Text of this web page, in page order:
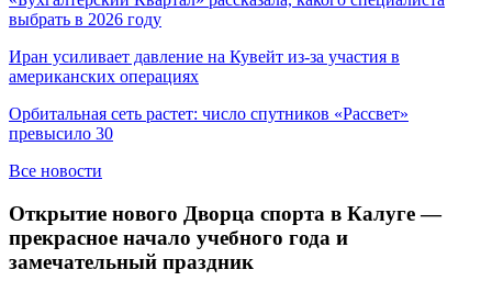
выбрать в 2026 году
Иран усиливает давление на Кувейт из-за участия в
американских операциях
Орбитальная сеть растет: число спутников «Рассвет»
превысило 30
Все новости
Открытие нового Дворца спорта в Калуге —
прекрасное начало учебного года и
замечательный праздник